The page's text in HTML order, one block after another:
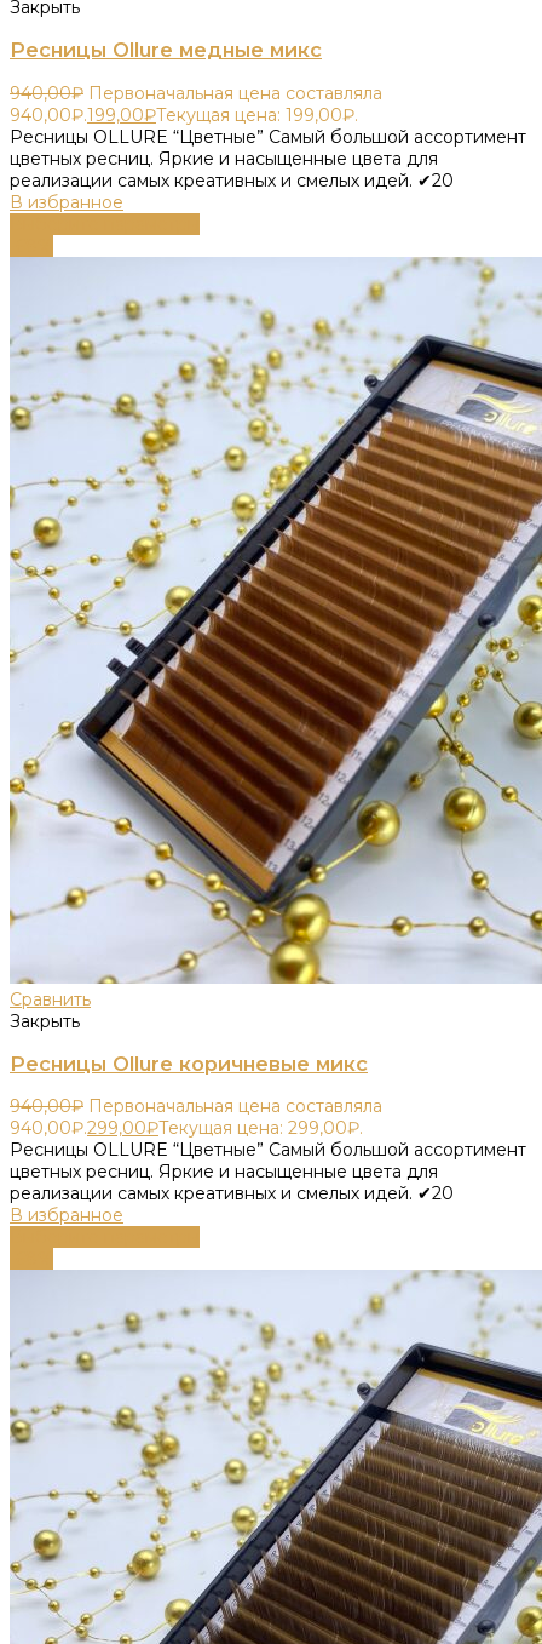
Закрыть
Ресницы Ollure медные микс
940,00₽ Первоначальная цена составляла
940,00₽.199,00₽Текущая цена: 199,00₽.
Ресницы OLLURE “Цветные” Самый большой ассортимент
цветных ресниц. Яркие и насыщенные цвета для
реализации самых креативных и смелых идей. ✔20
В избранное
Сравнить
Закрыть
Ресницы Ollure коричневые микс
940,00₽ Первоначальная цена составляла
940,00₽.299,00₽Текущая цена: 299,00₽.
Ресницы OLLURE “Цветные” Самый большой ассортимент
цветных ресниц. Яркие и насыщенные цвета для
реализации самых креативных и смелых идей. ✔20
В избранное